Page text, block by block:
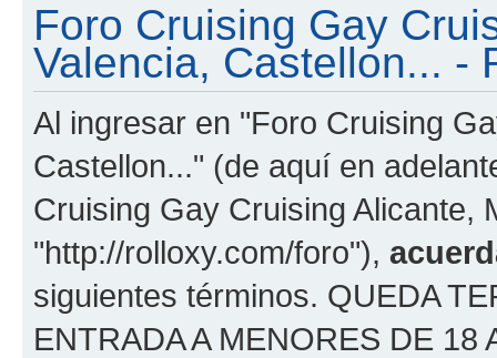
Foro Cruising Gay
Valencia, Castellon... -
Al ingresar en "Foro Cruising
Castellon..." (de aquí en
Cruising Gay Cruising Alicante,
"http://rolloxy.com/foro"),
siguientes términos. QUEDA
ENTRADA A MENORES DE